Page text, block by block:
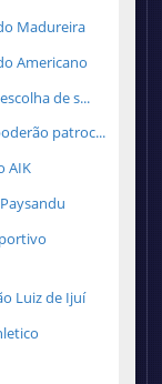
Madureira
Americano
de s...
patroc...
AIK
Luiz de Ijuí